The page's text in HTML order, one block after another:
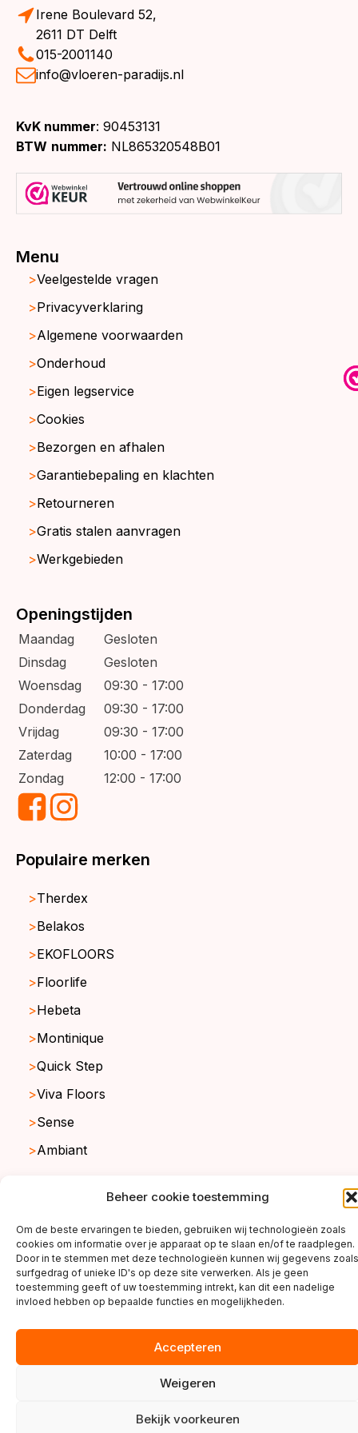
Beheer cookie toestemming
Om de beste ervaringen te bieden, gebruiken wij technologieën zoals
cookies om informatie over je apparaat op te slaan en/of te raadplegen.
Door in te stemmen met deze technologieën kunnen wij gegevens zoals
surfgedrag of unieke ID's op deze site verwerken. Als je geen
toestemming geeft of uw toestemming intrekt, kan dit een nadelige
invloed hebben op bepaalde functies en mogelijkheden.
Accepteren
Weigeren
Bekijk voorkeuren
Irene Boulevard 52,
2611 DT Delft
015-2001140
info@vloeren-paradijs.nl
KvK nummer: 90453131
BTW nummer: NL865320548B01
Menu
Veelgestelde vragen
Privacyverklaring
Algemene voorwaarden
Onderhoud
Eigen legservice
Cookies
Bezorgen en afhalen
Garantiebepaling en klachten
Retourneren
Gratis stalen aanvragen
Werkgebieden
Openingstijden
Maandag
Gesloten
Dinsdag
Gesloten
Woensdag
09:30 - 17:00
Donderdag
09:30 - 17:00
Vrijdag
09:30 - 17:00
Zaterdag
10:00 - 17:00
Zondag
12:00 - 17:00
Populaire merken
Therdex
Belakos
EKOFLOORS
Floorlife
Hebeta
Montinique
Quick Step
Viva Floors
Sense
Ambiant